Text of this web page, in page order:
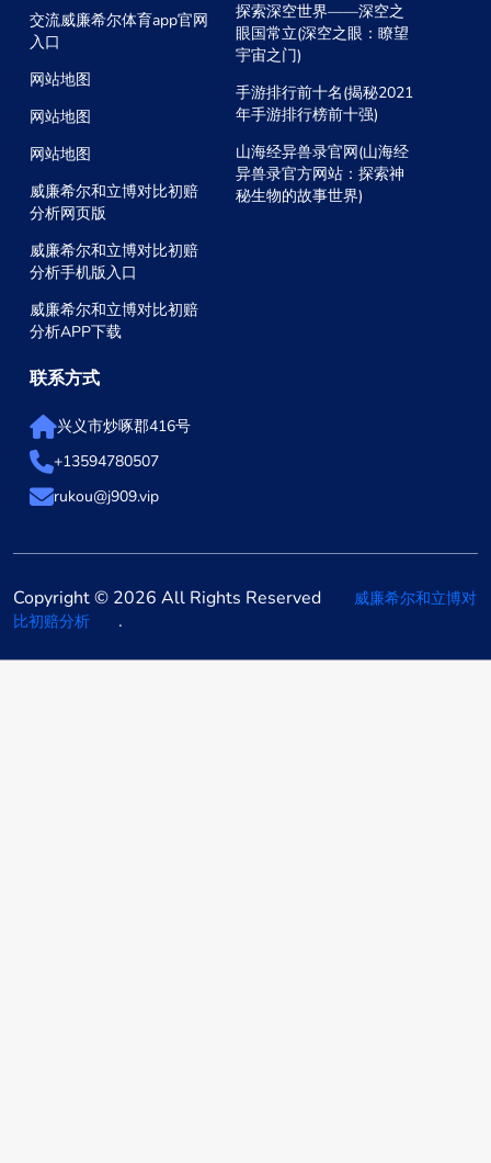
交流威廉希尔体育app官网
入口
网站地图
网站地图
网站地图
威廉希尔和立博对比初赔
分析网页版
威廉希尔和立博对比初赔
分析手机版入口
威廉希尔和立博对比初赔
分析APP下载
探索深空世界——深空之
眼国常立(深空之眼：瞭望
宇宙之门)
手游排行前十名(揭秘2021
年手游排行榜前十强)
山海经异兽录官网(山海经
异兽录官方网站：探索神
秘生物的故事世界)
联系方式
兴义市炒啄郡416号
+13594780507
rukou@j909.vip
Copyright © 2026 All Rights Reserved
威廉希尔和立博对
比初赔分析
.